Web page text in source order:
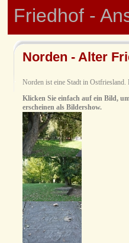
Friedhof -
Norden - Alter
Norden ist eine Stadt in
Klicken Sie einfach auf ein Bild,
erscheinen als Bildershow.